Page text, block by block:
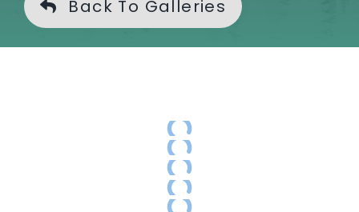
Back To Galleries